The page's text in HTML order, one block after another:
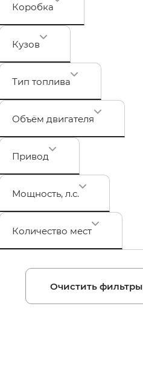
Коробка
Кузов
Тип топлива
Объём двигателя
Привод
Мощность, л.с.
Количество мест
Очистить фильтры